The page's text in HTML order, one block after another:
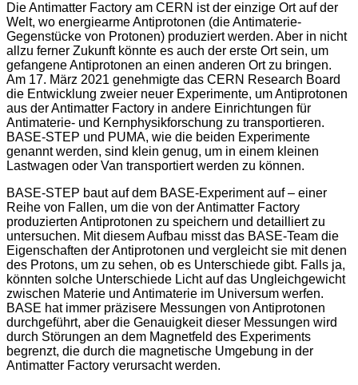
Die Antimatter Factory am CERN ist der einzige Ort auf der
Welt, wo energiearme Antiprotonen (die Antimaterie-
Gegenstücke von Protonen) produziert werden. Aber in nicht
allzu ferner Zukunft könnte es auch der erste Ort sein, um
gefangene Antiprotonen an einen anderen Ort zu bringen.
Am 17. März 2021 genehmigte das CERN Research Board
die Entwicklung zweier neuer Experimente, um Antiprotonen
aus der Antimatter Factory in andere Einrichtungen für
Antimaterie- und Kernphysikforschung zu transportieren.
BASE-STEP und PUMA, wie die beiden Experimente
genannt werden, sind klein genug, um in einem kleinen
Lastwagen oder Van transportiert werden zu können.
BASE-STEP baut auf dem BASE-Experiment auf – einer
Reihe von Fallen, um die von der Antimatter Factory
produzierten Antiprotonen zu speichern und detailliert zu
untersuchen. Mit diesem Aufbau misst das BASE-Team die
Eigenschaften der Antiprotonen und vergleicht sie mit denen
des Protons, um zu sehen, ob es Unterschiede gibt. Falls ja,
könnten solche Unterschiede Licht auf das Ungleichgewicht
zwischen Materie und Antimaterie im Universum werfen.
BASE hat immer präzisere Messungen von Antiprotonen
durchgeführt, aber die Genauigkeit dieser Messungen wird
durch Störungen an dem Magnetfeld des Experiments
begrenzt, die durch die magnetische Umgebung in der
Antimatter Factory verursacht werden.